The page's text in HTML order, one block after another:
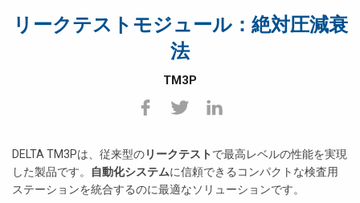
リークテストモジュール：絶対圧減衰
法
TM3P
DELTA TM3Pは、従来型のリークテスト で最高レベルの性能を実現
した製品です。
自動化システムに信頼できるコンパクトな検査用
ステーションを統合するのに最適なソリューションです。
Español
日本語 (Japanese)
中文 (Chinese)
한국어 (Korean)
パスワード
未登録の場合、無料でご登録いただけます。
こちらをクリック